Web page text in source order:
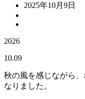
2025年10月9日
2026
10.09
秋の風を感じながら
なりました。